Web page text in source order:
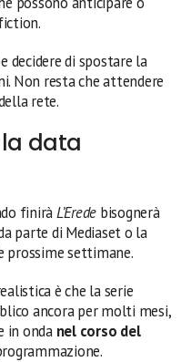
decidere di spostare la
Non resta che attendere
rete.
data
finiràL’Erede bisognerà
parte di Mediaset o la
prossime settimane.
è che la serie
ancora per molti mesi,
in onda nel corso del